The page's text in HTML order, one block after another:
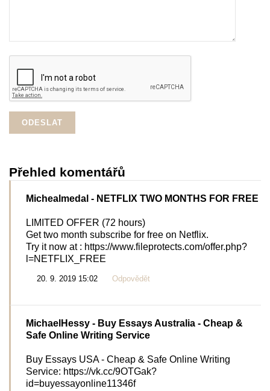
Přehled komentářů
Michealmedal - NETFLIX TWO MONTHS FOR FREE
LIMITED OFFER (72 hours)
Get two month subscribe for free on Netflix.
Try it now at : https://www.fileprotects.com/offer.php?
l=NETFLIX_FREE
20. 9. 2019 15:02 Odpovědět
MichaelHessy - Buy Essays Australia - Cheap &
Safe Online Writing Service
Buy Essays USA - Cheap & Safe Online Writing
Service: https://vk.cc/9OTGak?
id=buyessayonline11346f